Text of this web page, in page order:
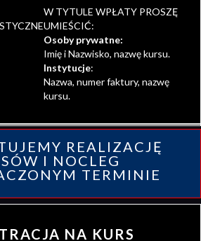
W TYTULE WPŁATY PROSZĘ
UMIEŚCIĆ:
Osoby prywatne:
Imię i Nazwisko, nazwę kursu.
Instytucje:
Nazwa, numer faktury, nazwę
kursu.
REALIZACJĘ
I NOCLEG
TERMINIE
NA KURS